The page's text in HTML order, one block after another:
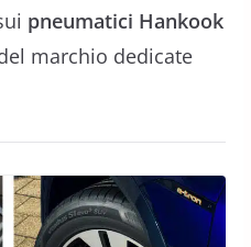
pneumatici Hankook
marchio dedicate